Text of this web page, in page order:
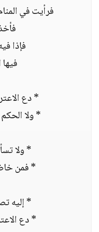
فرأيت في
فإذا
* دع
* ولا
* ولا
* فمن
* إليه
* دع